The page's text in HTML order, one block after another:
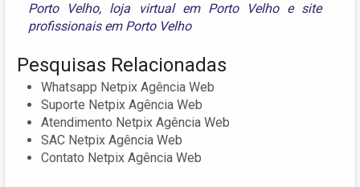
Porto Velho, loja virtual em Porto Velhoe site
profissionais em Porto Velho
Pesquisas Relacionadas
Whatsapp Netpix Agência Web
Suporte Netpix Agência Web
Atendimento Netpix Agência Web
SAC Netpix Agência Web
Contato Netpix Agência Web